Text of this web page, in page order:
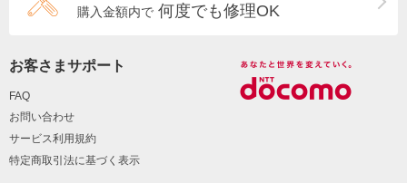
購入金額内で 何度でも修理OK
お客さまサポート
FAQ
お問い合わせ
サービス利用規約
特定商取引法に基づく表示